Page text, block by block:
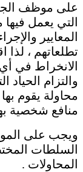
على موظف
التي يعمل
المعايير
تطلعاتهم ،
الانخراط في
والتزام
محاولة يقوم
منافع شخصية
ويجب على
السلطات
المحاولات .